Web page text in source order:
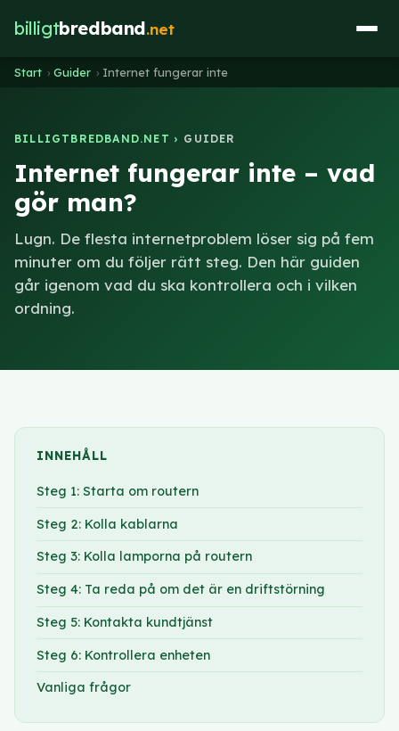
billigtbredband.net
Start › Guider › Internet fungerar inte
BILLIGTBREDBAND.NET › GUIDER
Internet fungerar inte – vad
gör man?
Lugn. De flesta internetproblem löser sig på fem
minuter om du följer rätt steg. Den här guiden
går igenom vad du ska kontrollera och i vilken
ordning.
INNEHÅLL
Steg 1: Starta om routern
Steg 2: Kolla kablarna
Steg 3: Kolla lamporna på routern
Steg 4: Ta reda på om det är en driftstörning
Steg 5: Kontakta kundtjänst
Steg 6: Kontrollera enheten
Vanliga frågor